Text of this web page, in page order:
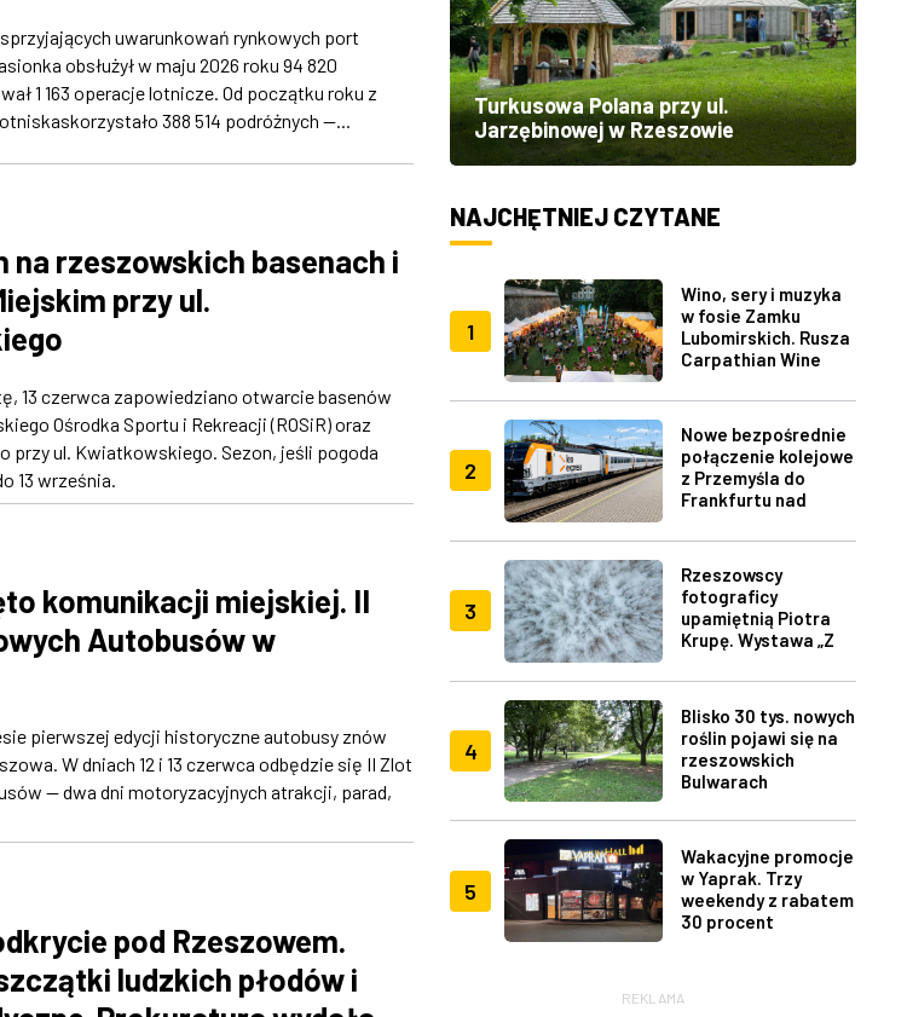
uwarunkowań rynkowych port
obsłużył w maju 2026 roku 94 820
1 163 operacje lotnicze. Od początku roku z
388 514 podróżnych —...
na rzeszowskich basenach i
przy ul.
13 czerwca zapowiedziano otwarcie basenów
Ośrodka Sportu i Rekreacji (ROSiR) oraz
przy ul. Kwiatkowskiego. Sezon, jeśli pogoda
13 września.
komunikacji miejskiej. II
Autobusów w
pierwszej edycji historyczne autobusy znów
W dniach 12 i 13 czerwca odbędzie się II Zlot
— dwa dni motoryzacyjnych atrakcji, parad,
pod Rzeszowem.
ludzkich płodów i
Turkusowa Polana przy ul.
Jarzębinowej w Rzeszowie
NAJCHĘTNIEJ CZYTANE
1
Wino, sery i muzyka
w fosie Zamku
Lubomirskich. Rusza
Carpathian Wine
2
Nowe bezpośrednie
połączenie kolejowe
z Przemyśla do
Frankfurtu nad
3
Rzeszowscy
fotograficy
upamiętnią Piotra
Krupę. Wystawa „Z
4
Blisko 30 tys. nowych
roślin pojawi się na
rzeszowskich
Bulwarach
5
Wakacyjne promocje
w Yaprak. Trzy
weekendy z rabatem
30 procent
REKLAMA